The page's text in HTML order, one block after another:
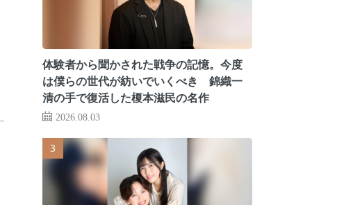
体験者から聞かされた戦争の記憶。今度
は僕らの世代が紡いでいくべき 錦織一
清の手で復活した榎本滋民の名作
2026.08.03